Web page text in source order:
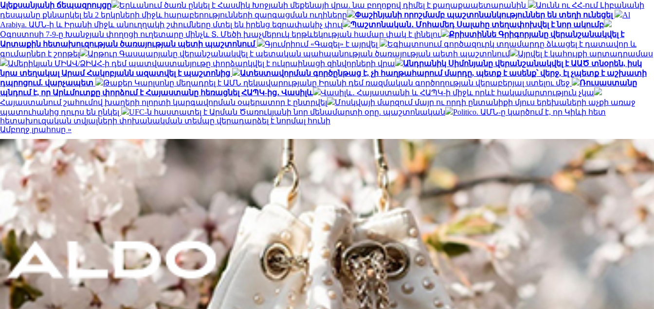
Ալեքսանյանի ճեպազրույցը
Երևանում ծառն ընկել է Հասմիկ Խոջյանի մեքենայի վրա. նա բողոքով դիմել է քաղաքապետարանին
Աունն ու ՀՀ-ում Լիբանանի
դեսպանը քննարկել են 2 երկրների միջև հարաբերությունների զարգացման ուղիները
Փաշինյանի որոշմամբ պաշտոնանկություններ են տեղի ունեցել
Al
Arabiya. ԱՄՆ-ի և Իրանի միջև անուղղակի շփումները մտել են իրենց եզրափակիչ փուլ
Պաշտոնական․ Մոհամեդ Սալահը տեղափոխվել է նոր ակումբ
Օգոստոսի 7-9-ը Խանջյան փողոցի ուղետարը մինչև Տ. Մեծի խաչմերուկ երթևեկության համար փակ է լինելու
Քրիստիննե Գրիգորյանը վերանշանակվել է
Արտաքին հետախուզության ծառայության պետի պաշտոնում
Գյումրիում «Գազել» է այրվել
Եգիպտոսում գործազուրկ տղամարդը ձևացել է դատավոր և
գումարներ է շորթել
Արթուր Գասպարյանը վերանշանակվել է պետական պահպանության ծառայության պետի պաշտոնում
Այրվել է կահույքի արտադրամաս
Ամերիկյան ՄԻԱՎ/ՁԻԱՀ-ի դեմ պատվաստանյութը փորձարկվել է ուկրաինացի զինվորների վրա
Անդրանիկ Սիմոնյանը վերանշանակվել է ԱԱԾ տնօրեն, իսկ
նրա տեղակալ Արամ Հակոբյանն ազատվել է պաշտոնից
Ատեստավորման գործընթաց է, չի հաղթահարում մարդը, պետք է ասենք՝ վերջ, էլ չպետք է աշխատի
դպրոցում. վարչապետ
Թաքեր Կարլսոնը մեղադրել է ԱՄՆ ղեկավարությանը Իրանի դեմ ռազմական գործողության վերաբերյալ ստելու մեջ
Ռուսաստանը
պնդում է, որ Արևմուտքը փորձում է Հայաստանը հեռացնել ՀԱՊԿ-ից․ Վասիլև
Վասիլև․ Հայաստանի և ՀԱՊԿ-ի միջև որևէ հակամարտություն չկա
Հայաստանում շահումով խաղերի ոլորտի կարգավորման օպերատոր է ընտրվել
Մոսկվայի մարզում մայր ու որդի ընտանիքի մյուս երեխաների աչքի առաջ
պատուհանից դուրս են ընկել
UFC-ն հաստատել է Արման Ծառուկյանի նոր մենամարտի օրը. պաշտոնական
Politico. ԱՄՆ-ը կարծում է, որ Կիևի հետ
հետախուզական տվյալների փոխանակման տեմպը վերադարձել է նորմալ հունի
Ամբողջ լրահոսը »